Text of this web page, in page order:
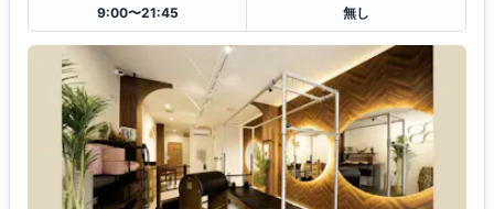
9:00〜21:45
無し